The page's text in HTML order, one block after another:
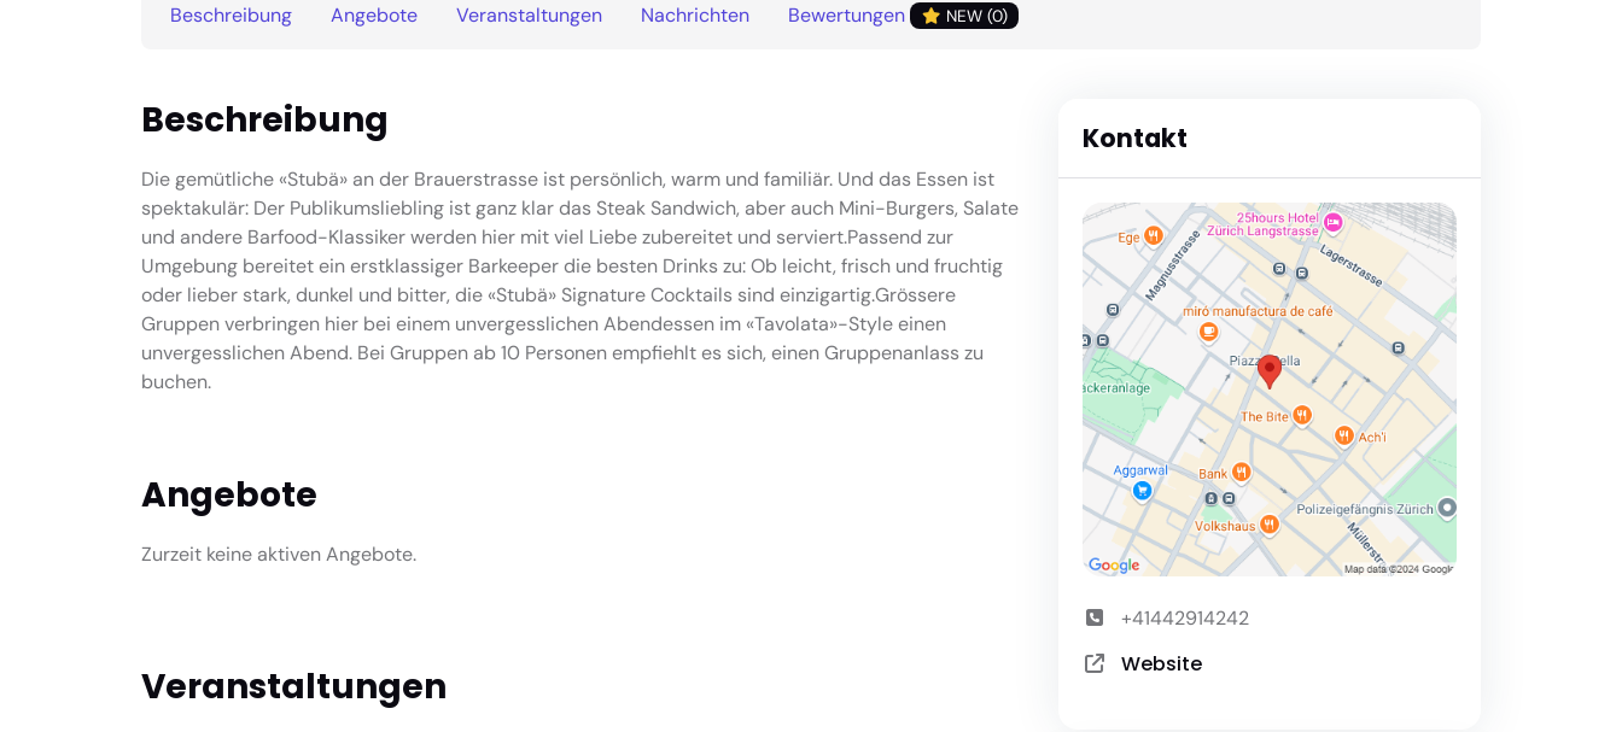
Beschreibung Angebote Veranstaltungen Nachrichten Bewertungen NEW (0)
Beschreibung
Die gemütliche «Stubä» an der Brauerstrasse ist persönlich, warm und familiär. Und das Essen ist
spektakulär: Der Publikumsliebling ist ganz klar das Steak Sandwich, aber auch Mini-Burgers, Salate
und andere Barfood-Klassiker werden hier mit viel Liebe zubereitet und serviert.Passend zur
Umgebung bereitet ein erstklassiger Barkeeper die besten Drinks zu: Ob leicht, frisch und fruchtig
oder lieber stark, dunkel und bitter, die «Stubä» Signature Cocktails sind einzigartig.Grössere
Gruppen verbringen hier bei einem unvergesslichen Abendessen im «Tavolata»-Style einen
unvergesslichen Abend. Bei Gruppen ab 10 Personen empfiehlt es sich, einen Gruppenanlass zu
buchen.
Angebote
Zurzeit keine aktiven Angebote.
Veranstaltungen
Kontakt
+41442914242
Website